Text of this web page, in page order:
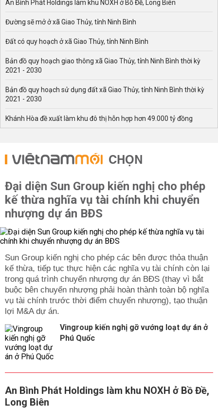
An Bình Phát Holdings làm khu NOXH ở Bồ Đề, Long Biên
Đường sẽ mở ở xã Giao Thủy, tỉnh Ninh Bình
Đất có quy hoạch ở xã Giao Thủy, tỉnh Ninh Bình
Bản đồ quy hoạch giao thông xã Giao Thủy, tỉnh Ninh Bình thời kỳ
2021 - 2030
Bản đồ quy hoạch sử dụng đất xã Giao Thủy, tỉnh Ninh Bình thời kỳ
2021 - 2030
Khánh Hòa đề xuất làm khu đô thị hỗn hợp hơn 49.000 tỷ đồng
CHỌN
Đại diện Sun Group kiến nghị cho phép
kế thừa nghĩa vụ tài chính khi chuyển
nhượng dự án BĐS
Sun Group kiến nghị cho phép các bên được thỏa thuận
kế thừa, tiếp tục thực hiện các nghĩa vụ tài chính còn lại
trong quá trình chuyển nhượng dự án BĐS (thay vì bắt
buộc bên chuyển nhượng phải hoàn thành toàn bộ nghĩa
vụ tài chính trước thời điểm chuyển nhượng), tạo thuận
lợi M&A dự án.
Vingroup kiến nghị gỡ vướng loạt dự án ở
Phú Quốc
An Bình Phát Holdings làm khu NOXH ở Bồ Đề,
Long Biên